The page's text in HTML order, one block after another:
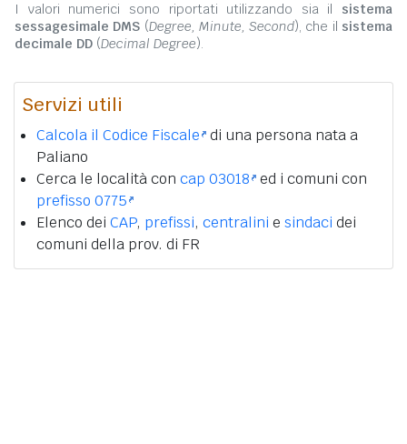
I valori numerici sono riportati utilizzando sia il sistema
sessagesimale DMS (Degree, Minute, Second), che il sistema
decimale DD (Decimal Degree).
Servizi utili
Calcola il Codice Fiscale di una persona nata a
Paliano
Cerca le località con cap 03018 ed i comuni con
prefisso 0775
Elenco dei CAP, prefissi, centralini e sindaci dei
comuni della prov. di FR